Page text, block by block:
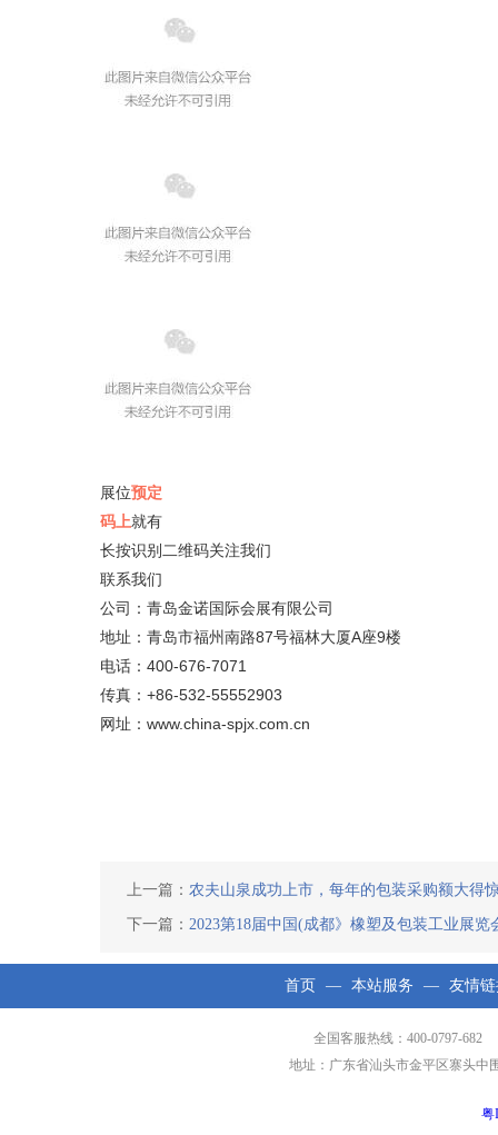
展位预定
码上就有
长按识别二维码关注我们
联系我们
公司：青岛金诺国际会展有限公司
地址：青岛市福州南路87号福林大厦A座9楼
电话：400-676-7071
传真：+86-532-55552903
网址：www.china-spjx.com.cn
上一篇： 农夫山泉成功上市，每年的包装采购额大得
下一篇： 2023第18届中国(成都》橡塑及包装工业展览
首页 — 本站服务 — 友情
全国客服热线：400-0797-
地址：广东省汕头市金平区寨头
粤